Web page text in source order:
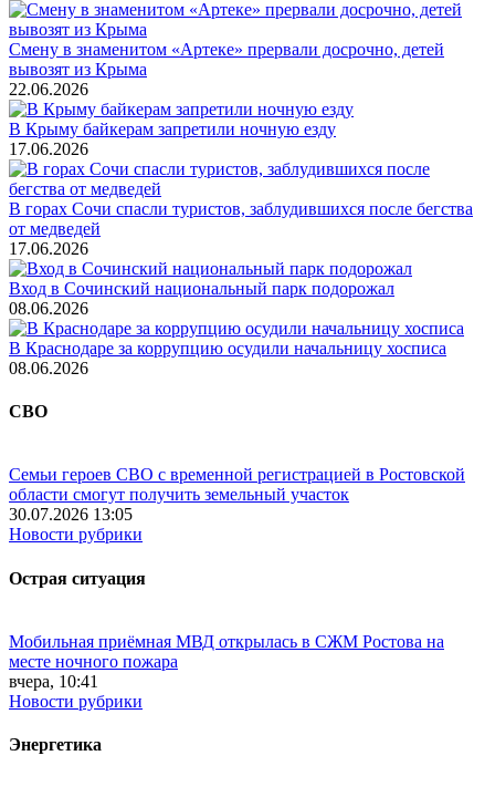
Смену в знаменитом «Артеке» прервали досрочно, детей
вывозят из Крыма
22.06.2026
В Крыму байкерам запретили ночную езду
17.06.2026
В горах Сочи спасли туристов, заблудившихся после бегства
от медведей
17.06.2026
Вход в Сочинский национальный парк подорожал
08.06.2026
В Краснодаре за коррупцию осудили начальницу хосписа
08.06.2026
СВО
Семьи героев СВО с временной регистрацией в Ростовской
области смогут получить земельный участок
30.07.2026 13:05
Новости рубрики
Острая ситуация
Мобильная приёмная МВД открылась в СЖМ Ростова на
месте ночного пожара
вчера, 10:41
Новости рубрики
Энергетика